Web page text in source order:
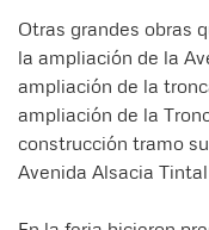
Otras grandes obras
la ampliación de la
ampliación de la
ampliación de la
construcción tramo
Avenida Alsacia